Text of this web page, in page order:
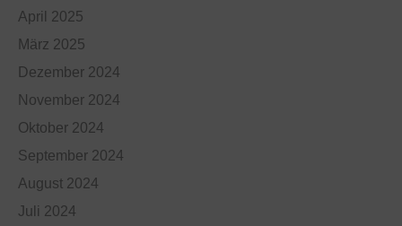
April 2025
März 2025
Dezember 2024
November 2024
Oktober 2024
September 2024
August 2024
Juli 2024